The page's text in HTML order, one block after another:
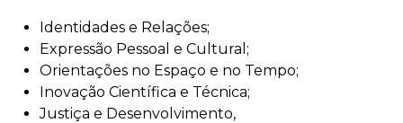
Identidades e Relações;
Expressão Pessoal e Cultural;
Orientações no Espaço e no Tempo;
Inovação Científica e Técnica;
Justiça e Desenvolvimento,